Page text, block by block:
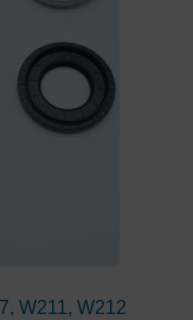
W211, W212